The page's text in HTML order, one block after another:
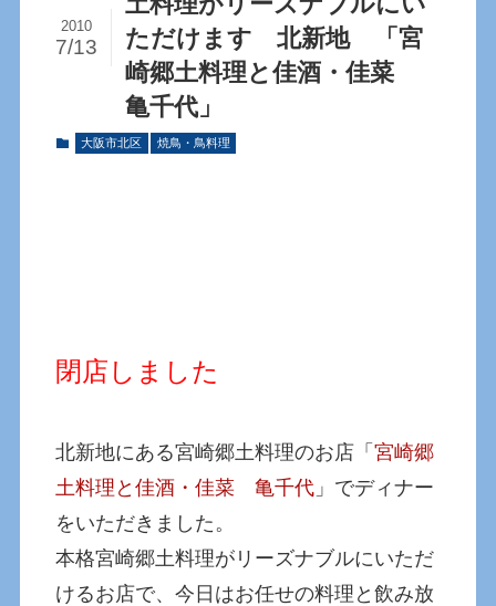
ただけます 北新地 「宮
崎郷土料理と佳酒・佳菜
亀千代」
2010
7/13
大阪市北区 焼鳥・鳥料理
閉店しました
北新地にある宮崎郷土料理のお店「宮崎郷
土料理と佳酒・佳菜 亀千代 」でディナー
をいただきました。
本格宮崎郷土料理がリーズナブルにいただ
けるお店で、今日はお任せの料理と飲み放